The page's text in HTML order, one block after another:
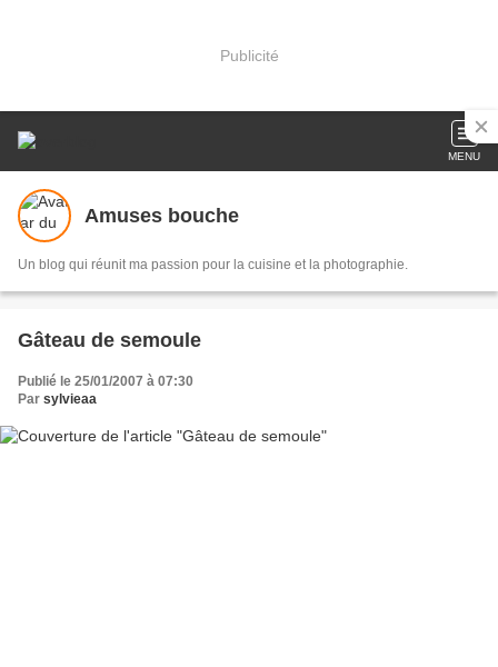
Publicité
MENU
Amuses bouche
Un blog qui réunit ma passion pour la cuisine et la photographie.
Gâteau de semoule
Publié le 25/01/2007 à 07:30
Par sylvieaa